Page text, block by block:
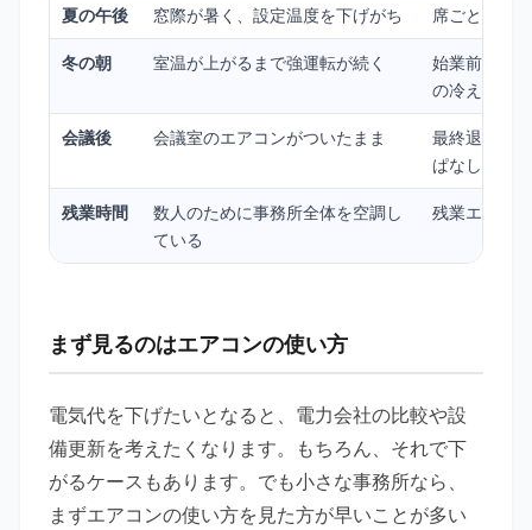
夏の午後 窓際が暑く、設定温度を下げがち 席ごとの暑
冬の朝 室温が上がるまで強運転が続く
始業前の運
の冷え
会議後 会議室のエアコンがついたまま
最終退出者
ぱなし
残業時間
数人のために事務所全体を空調し
ている
残業エリア
まず見るのはエアコンの使い方
電気代を下げたいとなると、電力会社の比較や設
備更新を考えたくなります。もちろん、それで下
がるケースもあります。でも小さな事務所なら、
まずエアコンの使い方を見た方が早いことが多い